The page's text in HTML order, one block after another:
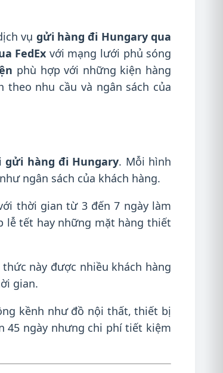
vụ gửi hàng đi Hungary qua
FedEx với mạng lưới phủ sóng
phù hợp với những kiện hàng
nhu cầu và ngân sách của
gửi hàng đi Hungary. Mỗi hình
ngân sách của khách hàng.
thời gian từ 3 đến 7 ngày làm
lễ tết hay những mặt hàng thiết
này được nhiều khách hàng
gian.
kềnh như đồ nội thất, thiết bị
45 ngày nhưng chi phí tiết kiệm